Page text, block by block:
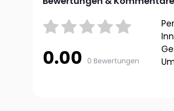
0.00 0 Bewertungen